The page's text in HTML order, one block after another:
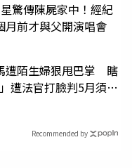
驚傳陳屍家中！經紀
前才與父開演唱會
遭陌生婦狠甩巴掌 瞎
遭法官打臉判5月須入
Recommended by